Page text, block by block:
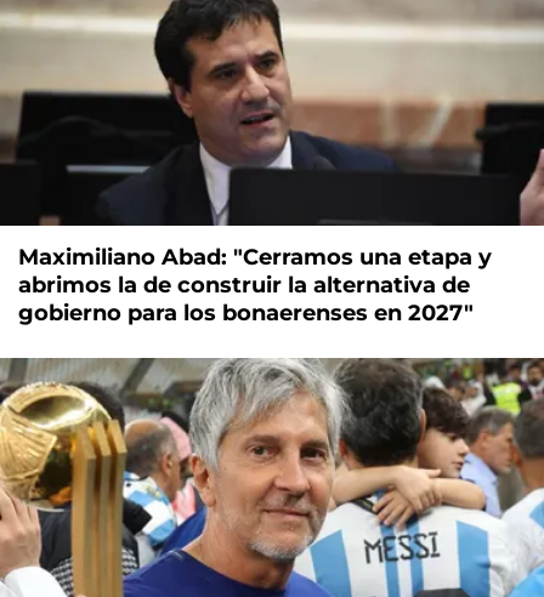
Maximiliano Abad: "Cerramos una etapa y
abrimos la de construir la alternativa de
gobierno para los bonaerenses en 2027"